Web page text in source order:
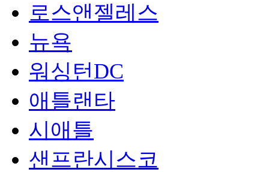
로스앤젤레스
뉴욕
워싱턴DC
애틀랜타
시애틀
샌프란시스코